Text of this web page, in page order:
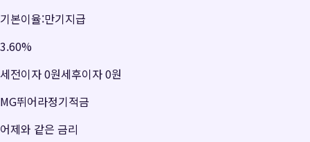
기본이율:만기지급
3.60%
세전이자0원세후이자0원
MG뛰어라정기적금
어제와 같은 금리